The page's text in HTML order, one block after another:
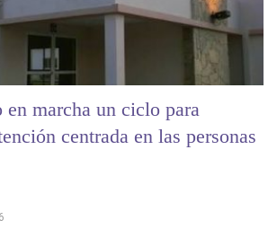
en marcha un ciclo para
centrada en las personas